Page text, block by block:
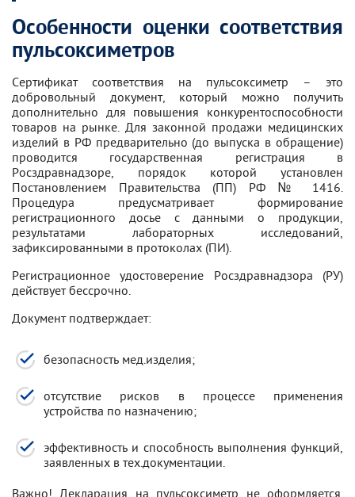
Особенности оценки соответствия
пульсоксиметров
Сертификат соответствия на пульсоксиметр – это
добровольный документ, который можно получить
дополнительно для повышения конкурентоспособности
товаров на рынке. Для законной продажи медицинских
изделий в РФ предварительно (до выпуска в обращение)
проводится государственная регистрация в
Росздравнадзоре, порядок которой установлен
Постановлением Правительства (ПП) РФ № 1416.
Процедура предусматривает формирование
регистрационного досье с данными о продукции,
результатами лабораторных исследований,
зафиксированными в протоколах (ПИ).
Регистрационное удостоверение Росздравнадзора (РУ)
действует бессрочно.
Документ подтверждает:
безопасность мед.изделия;
отсутствие рисков в процессе применения
устройства по назначению;
эффективность и способность выполнения функций,
заявленных в тех.документации.
Важно! Декларация на пульсоксиметр не оформляется.